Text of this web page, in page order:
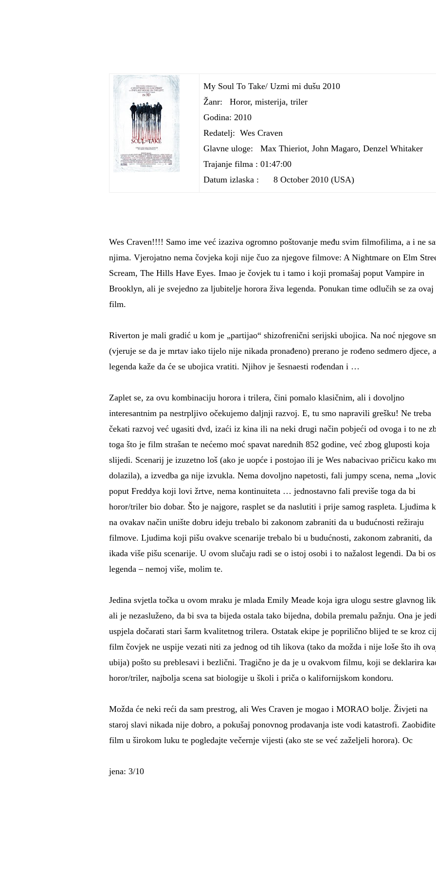
My Soul To Take/ Uzmi mi dušu 2010
Žanr: Horor, misterija, triler
Godina: 2010
Redatelj: Wes Craven
Glavne uloge: Max Thieriot, John Magaro, Denzel Whitaker
Trajanje filma : 01:47:00
Datum izlaska :
8 October 2010 (USA)
Wes Craven!!!! Samo ime već izaziva ogromno poštovanje među svim filmofilima, a i ne
njima. Vjerojatno nema čovjeka koji nije čuo za njegove filmove: A Nightmare on Elm
Scream, The Hills Have Eyes. Imao je čovjek tu i tamo i koji promašaj poput Vampire in
Brooklyn, ali je svejedno za ljubitelje horora živa legenda. Ponukan time odlučih se za ovaj
film.
Riverton je mali gradić u kom je „partijao“ shizofrenični serijski ubojica. Na noć njegove
(vjeruje se da je mrtav iako tijelo nije nikada pronađeno) prerano je rođeno sedmero djece, a
legenda kaže da će se ubojica vratiti. Njihov je šesnaesti rođendan i …
Zaplet se, za ovu kombinaciju horora i trilera, čini pomalo klasičnim, ali i dovoljno
interesantnim pa nestrpljivo očekujemo daljnji razvoj. E, tu smo napravili grešku! Ne treba
čekati razvoj već ugasiti dvd, izaći iz kina ili na neki drugi način pobjeći od ovoga i to ne
toga što je film strašan te nećemo moć spavat narednih 852 godine, već zbog gluposti koja
slijedi. Scenarij je izuzetno loš (ako je uopće i postojao ili je Wes nabacivao pričicu kako
dolazila), a izvedba ga nije izvukla. Nema dovoljno napetosti, fali jumpy scena, nema
poput Freddya koji lovi žrtve, nema kontinuiteta … jednostavno fali previše toga da bi
horor/triler bio dobar. Što je najgore, rasplet se da naslutiti i prije samog raspleta. Ljudima
na ovakav način unište dobru ideju trebalo bi zakonom zabraniti da u budućnosti režiraju
filmove. Ljudima koji pišu ovakve scenarije trebalo bi u budućnosti, zakonom zabraniti, da
ikada više pišu scenarije. U ovom slučaju radi se o istoj osobi i to nažalost legendi. Da bi
legenda – nemoj više, molim te.
Jedina svjetla točka u ovom mraku je mlada Emily Meade koja igra ulogu sestre glavnog
ali je nezasluženo, da bi sva ta bijeda ostala tako bijedna, dobila premalu pažnju. Ona je
uspjela dočarati stari šarm kvalitetnog trilera. Ostatak ekipe je poprilično blijed te se kroz
film čovjek ne uspije vezati niti za jednog od tih likova (tako da možda i nije loše što ih
ubija) pošto su preblesavi i bezlični. Tragično je da je u ovakvom filmu, koji se deklarira
horor/triler, najbolja scena sat biologije u školi i priča o kalifornijskom kondoru.
Možda će neki reći da sam prestrog, ali Wes Craven je mogao i MORAO bolje. Živjeti na
staroj slavi nikada nije dobro, a pokušaj ponovnog prodavanja iste vodi katastrofi. Zaobiđite
film u širokom luku te pogledajte večernje vijesti (ako ste se već zaželjeli horora). Oc
jena: 3/10